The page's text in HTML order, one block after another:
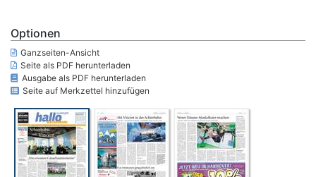
Optionen
Ganzseiten-Ansicht
Seite als PDF herunterladen
Ausgabe als PDF herunterladen
Seite auf Merkzettel hinzufügen